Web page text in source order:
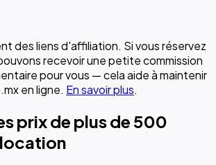
des liens d'affiliation. Si vous réservez
recevoir une petite commission
pour vous — cela aide à maintenir
en ligne. En savoir plus.
prix de plus de 500